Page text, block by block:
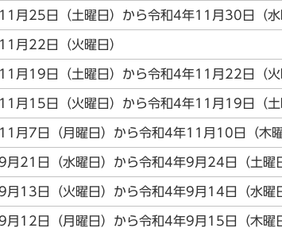
月25日（土曜日）から令和4年11月30日（水
月22日（火曜日）
月19日（土曜日）から令和4年11月22日（火
月15日（火曜日）から令和4年11月19日（土
月7日（月曜日）から令和4年11月10日（木
月21日（水曜日）から令和4年9月24日（土曜
月13日（火曜日）から令和4年9月14日（水曜
月12日（月曜日）から令和4年9月15日（木曜